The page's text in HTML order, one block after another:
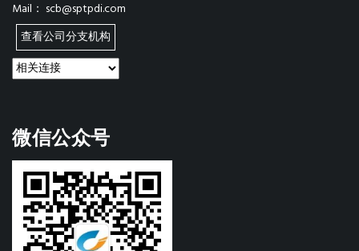
Mail： scb@sptpdi.com
查看公司分支机构
微信公众号